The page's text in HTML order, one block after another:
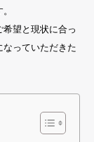
望と現状に合っ
っていただきた